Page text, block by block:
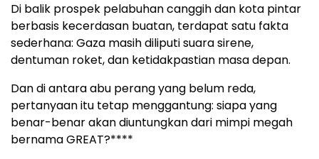
Di balik prospek pelabuhan canggih dan kota pintar
berbasis kecerdasan buatan, terdapat satu fakta
sederhana: Gaza masih diliputi suara sirene,
dentuman roket, dan ketidakpastian masa depan.
Dan di antara abu perang yang belum reda,
pertanyaan itu tetap menggantung: siapa yang
benar-benar akan diuntungkan dari mimpi megah
bernama GREAT?****